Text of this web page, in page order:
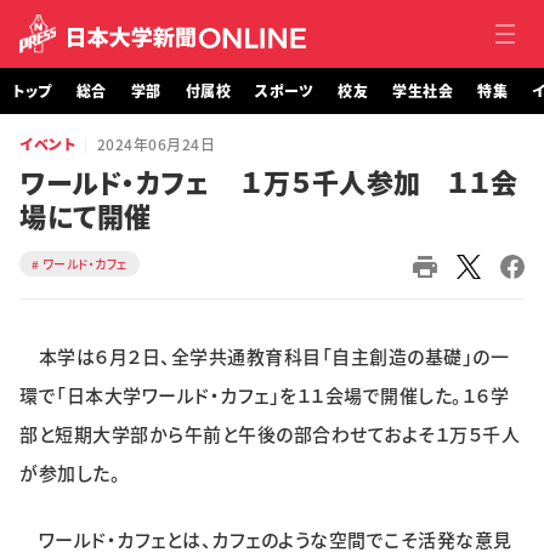
トップ
総合
学部・大学院
スポーツ
トップ 総合 学部 付属校 スポーツ 校友 学生社会 特集
イベント 2024年06月24日
ワールド・カフェ １万５千人参加 １１会
場にて開催
ワールド・カフェ
本学は６月２日、全学共通教育科目「自主創造の基礎」の一
環で「日本大学ワールド・カフェ」を１１会場で開催した。１６学
部と短期大学部から午前と午後の部合わせておよそ１万５千人
が参加した。
ワールド・カフェとは、カフェのような空間でこそ活発な意見